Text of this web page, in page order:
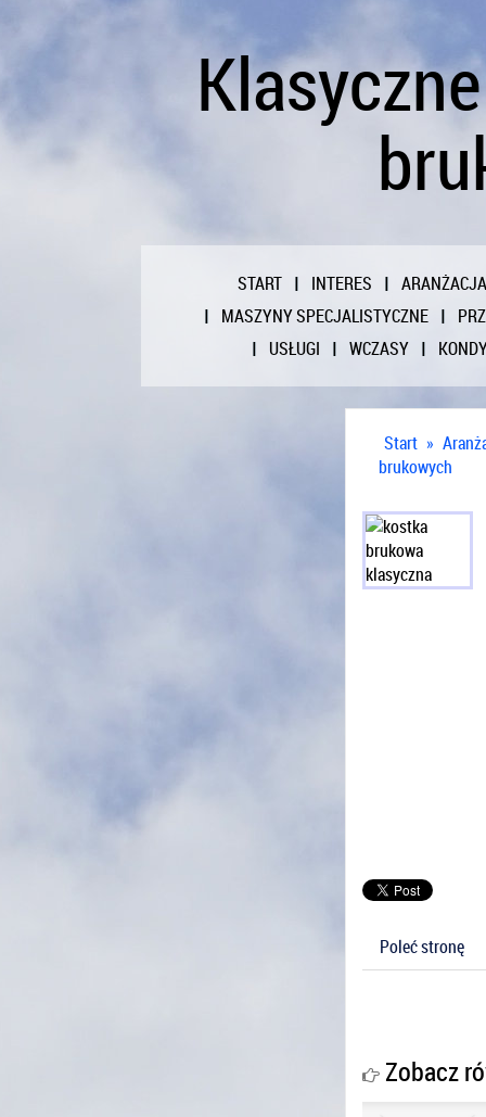
START INTERES
ARANŻACJA
MASZYNY SPECJALISTYCZNE
USŁUGI
WCZASY
Start »
brukowych
Poleć stronę
Zobacz